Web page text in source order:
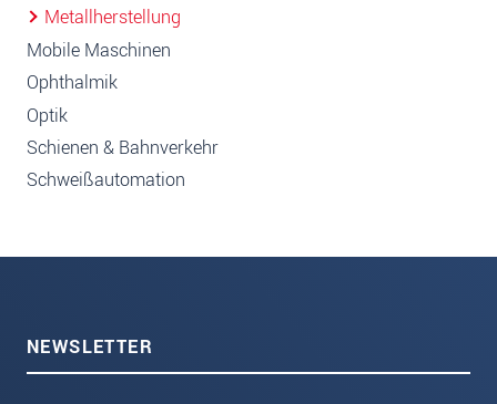
Metallherstellung
Mobile Maschinen
Ophthalmik
Optik
Schienen & Bahnverkehr
Schweißautomation
NEWSLETTER